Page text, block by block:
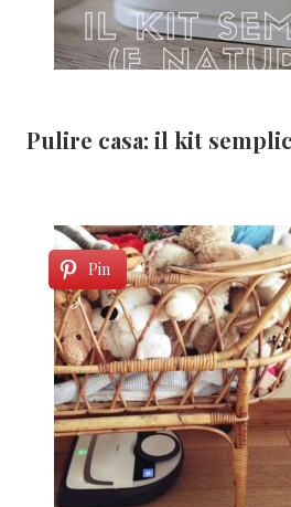
Pulire casa: il kit
Pin